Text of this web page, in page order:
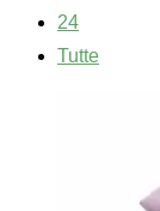
24
Tutte